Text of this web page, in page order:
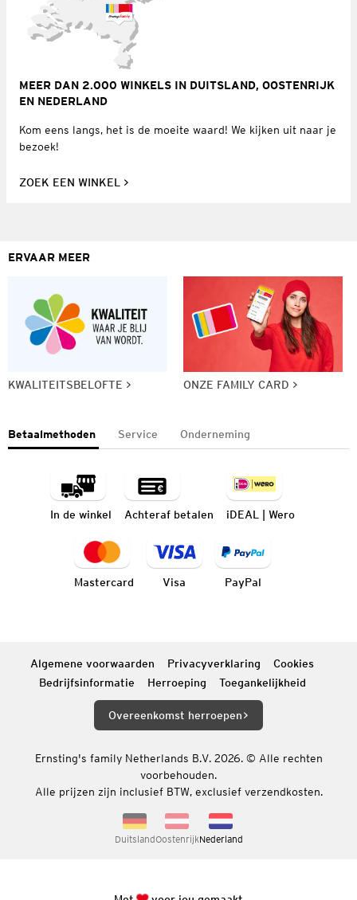
MEER DAN 2.000 WINKELS IN DUITSLAND, OOSTENRIJK
EN NEDERLAND
Kom eens langs, het is de moeite waard! We kijken uit naar je
bezoek!
ZOEK EEN WINKEL
ERVAAR MEER
KWALITEITSBELOFTE ONZE FAMILY CARD
Betaalmethoden Service Onderneming
In de winkel Achteraf betalen iDEAL | Wero
Mastercard Visa PayPal
Algemene voorwaarden Privacyverklaring
Cookies
Bedrijfsinformatie
Herroeping Toegankelijkheid
Overeenkomst herroepen
Ernsting's family Netherlands B.V. 2026. © Alle rechten
voorbehouden.
Alle prijzen zijn inclusief BTW, exclusief verzendkosten.
DuitslandOostenrijkNederland